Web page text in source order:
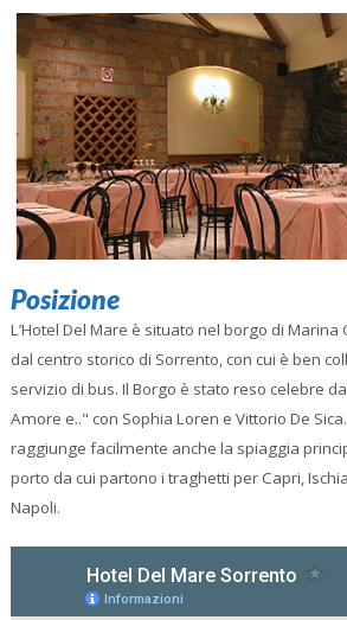
Posizione
L’Hotel Del Mare è situato nel borgo di
dal centro storico di Sorrento, con cui è ben
servizio di bus. Il Borgo è stato reso celebre
Amore e.." con Sophia Loren e Vittorio De
raggiunge facilmente anche la spiaggia
porto da cui partono i traghetti per Capri,
Napoli.